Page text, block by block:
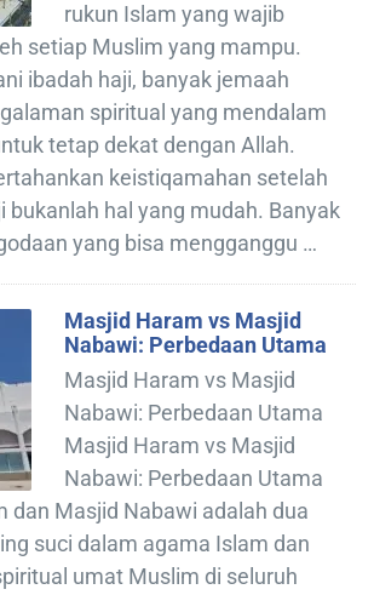
rukun Islam yang wajib
setiap Muslim yang mampu.
ibadah haji, banyak jemaah
spiritual yang mendalam
tetap dekat dengan Allah.
keistiqamahan setelah
bukanlah hal yang mudah. Banyak
yang bisa mengganggu …
Masjid Haram vs Masjid
Nabawi: Perbedaan Utama
Masjid Haram vs Masjid
Nabawi: Perbedaan Utama
Masjid Haram vs Masjid
Nabawi: Perbedaan Utama
dan Masjid Nabawi adalah dua
suci dalam agama Islam dan
umat Muslim di seluruh